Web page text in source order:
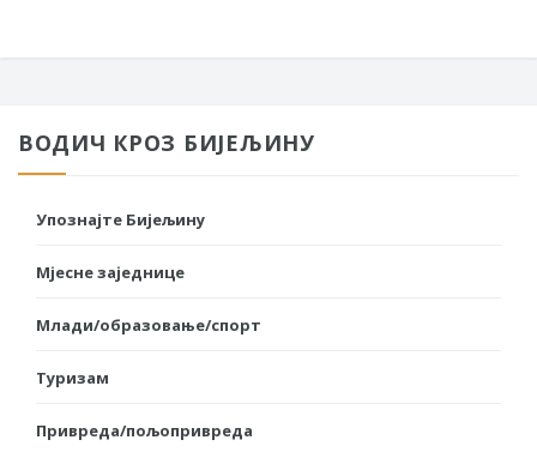
ВОДИЧ КРОЗ БИЈЕЉИНУ
Упознајте Бијељину
Мјесне заједнице
Млади/образовање/спорт
Туризам
Привреда/пољопривреда